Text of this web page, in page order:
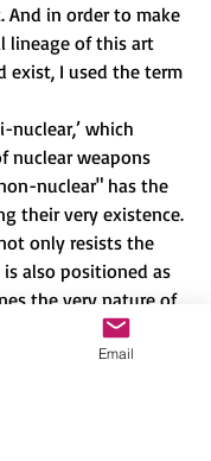
And in order to make
lineage of this art
exist, I used the term
nuclear,’ which
nuclear weapons
nuclear" has the
their very existence.
only resists the
also positioned as
the very nature of
a value on the
weapons and
Email